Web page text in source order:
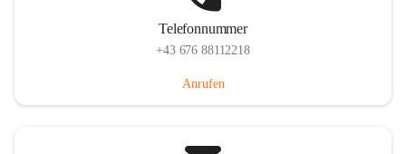
Telefonnummer
+43 676 88112218
Anrufen